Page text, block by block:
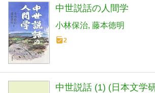
中世説話の人間学
小林保治 藤本徳明
2
中世説話 (1) (日本文学